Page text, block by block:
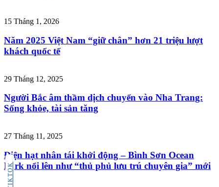
TIKTOK
15 Tháng 1, 2026
Năm 2025 Việt Nam “giữ chân” hơn 21 triệu lượt
khách quốc tế
29 Tháng 12, 2025
Người Bắc âm thầm dịch chuyển vào Nha Trang:
Sống khỏe, tài sản tăng
27 Tháng 11, 2025
Điện hạt nhân tái khởi động – Bình Sơn Ocean
Park nổi lên như “thủ phủ lưu trú chuyên gia” mới